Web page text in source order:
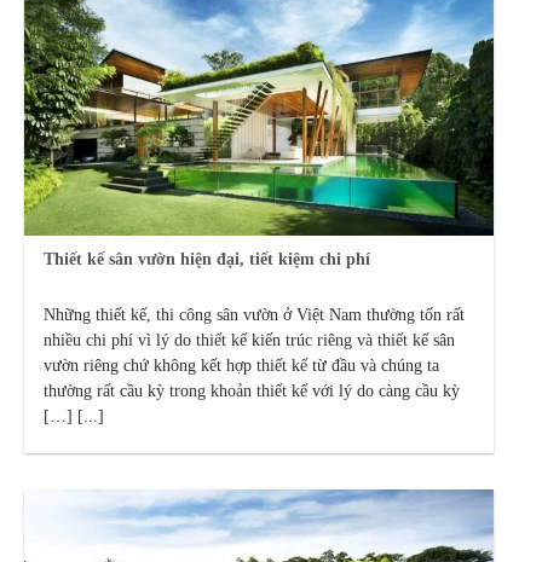
Thiết kế sân vườn hiện đại, tiết kiệm chi phí
Những thiết kế, thi công sân vườn ở Việt Nam thường tốn rất
nhiều chi phí vì lý do thiết kế kiến trúc riêng và thiết kế sân
vườn riêng chứ không kết hợp thiết kế từ đầu và chúng ta
thường rất cầu kỳ trong khoản thiết kế với lý do càng cầu kỳ
[…] [...]